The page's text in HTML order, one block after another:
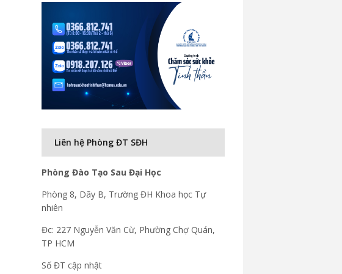
Liên hệ Phòng ĐT SĐH
Phòng Đào Tạo Sau Đại Học
Phòng 8, Dãy B, Trường ĐH Khoa học Tự
nhiên
Đc: 227 Nguyễn Văn Cừ, Phường Chợ Quán,
TP HCM
Số ĐT cập nhật